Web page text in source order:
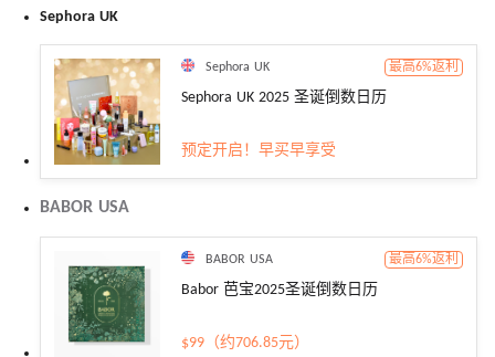
Sephora UK
Sephora UK 最高6%返利
Sephora UK 2025 圣诞倒数日历
预定开启！早买早享受
BABOR USA
BABOR USA 最高6%返利
Babor 芭宝2025圣诞倒数日历
$99（约706.85元）